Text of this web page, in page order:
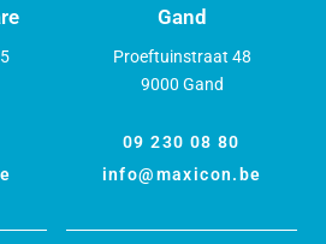
Gand
Proeftuinstraat 48
9000 Gand
09 230 08 80
info@maxicon.be